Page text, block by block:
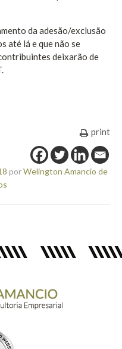
da adesão/exclusão
até lá e que não se
deixarão de
print
porWelington Amancio de